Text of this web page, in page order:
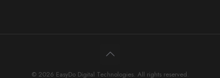
© 2026 EasyDo Digital Technologies. All rights reserved.